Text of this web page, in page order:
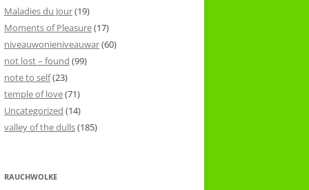
Maladies du Jour(19)
Moments of Pleasure(17)
niveauwonieniveauwar(60)
not lost – found (99)
note to self(23)
temple of love(71)
Uncategorized (14)
valley of the dulls(185)
RAUCHWOLKE